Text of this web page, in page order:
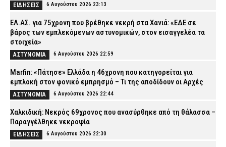
ΕΙΔΗΣΕΙΣ 6 Αυγούστου 2026 23:13
ΕΛ.ΑΣ. για 75χρονη που βρέθηκε νεκρή στα Χανιά: «ΕΔΕ σε
βάρος των εμπλεκόμενων αστυνομικών, στον εισαγγελέα τα
στοιχεία»
ΑΣΤΥΝΟΜΙΑ 6 Αυγούστου 2026 22:59
Marfin: «Πάτησε» Ελλάδα η 46χρονη που κατηγορείται για
εμπλοκή στον φονικό εμπρησμό – Τι της αποδίδουν οι Αρχές
ΑΣΤΥΝΟΜΙΑ 6 Αυγούστου 2026 22:44
Χαλκιδική: Νεκρός 69χρονος που ανασύρθηκε από τη θάλασσα –
Παραγγέλθηκε νεκροψία
ΕΙΔΗΣΕΙΣ 6 Αυγούστου 2026 22:30